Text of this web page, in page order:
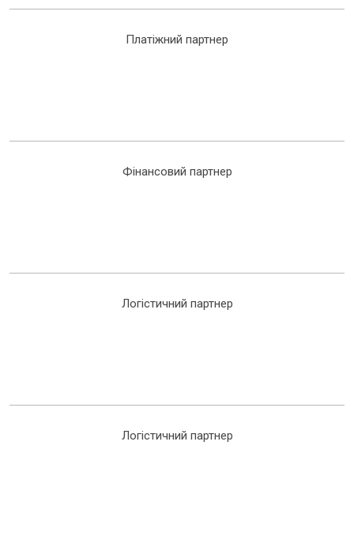
Платіжний партнер
Фінансовий партнер
Логістичний партнер
Логістичний партнер